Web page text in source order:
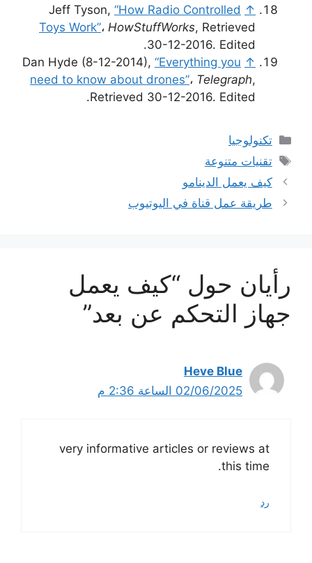
↑
Jeff Tyson, “How Radio Controlled
Toys Work”، HowStuffWorks, Retrieved
30-12-2016. Edited.
↑
Dan Hyde (8-12-2014), “Everything you
need to know about drones”، Telegraph,
Retrieved 30-12-2016. Edited.
التصنيفات
تكنولوجيا
الوسوم
تقنيات متنوعة
كيف يعمل الدينامو
طريقة عمل قناة في اليوتيوب
رأيان حول “كيف يعمل
جهاز التحكم عن بعد”
Heve Blue
02/06/2025 الساعة 2:36 م
very informative articles or reviews at
this time.
رد